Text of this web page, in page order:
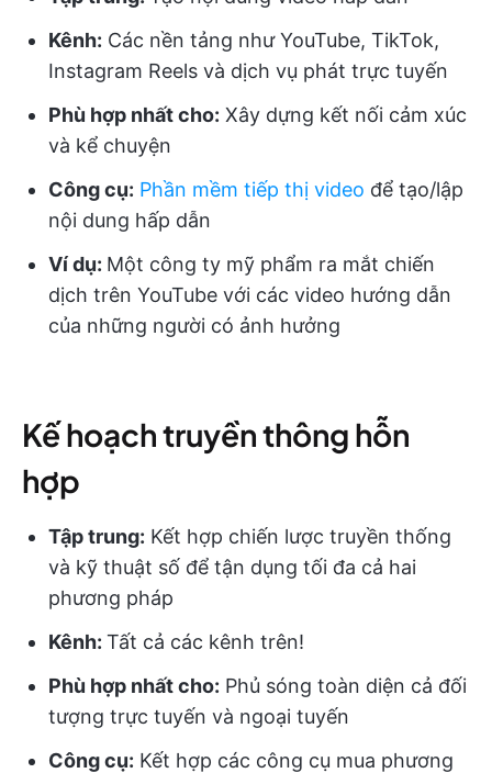
Kênh: Các nền tảng như YouTube, TikTok,
Instagram Reels và dịch vụ phát trực tuyến
Phù hợp nhất cho: Xây dựng kết nối cảm xúc
và kể chuyện
Công cụ: Phần mềm tiếp thị video để tạo/lập
nội dung hấp dẫn
Ví dụ: Một công ty mỹ phẩm ra mắt chiến
dịch trên YouTube với các video hướng dẫn
của những người có ảnh hưởng
Kế hoạch truyền thông hỗn
hợp
Tập trung: Kết hợp chiến lược truyền thống
và kỹ thuật số để tận dụng tối đa cả hai
phương pháp
Kênh: Tất cả các kênh trên!
Phù hợp nhất cho: Phủ sóng toàn diện cả đối
tượng trực tuyến và ngoại tuyến
Công cụ: Kết hợp các công cụ mua phương